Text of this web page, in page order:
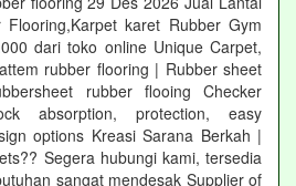
karet Rubber Gym
dari toko online Unique Carpet,
rubber flooring | Rubber sheet
rubber flooing Checker
absorption, protection, easy
options Kreasi Sarana Berkah |
Segera hubungi kami, tersedia
sangat mendesak Supplier of